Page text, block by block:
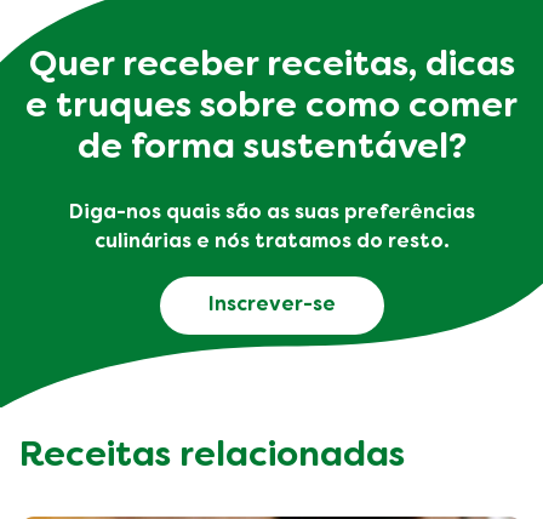
Quer receber receitas, dicas
e truques sobre como comer
de forma sustentável?
Diga-nos quais são as suas preferências
culinárias e nós tratamos do resto.
Inscrever-se
Receitas relacionadas